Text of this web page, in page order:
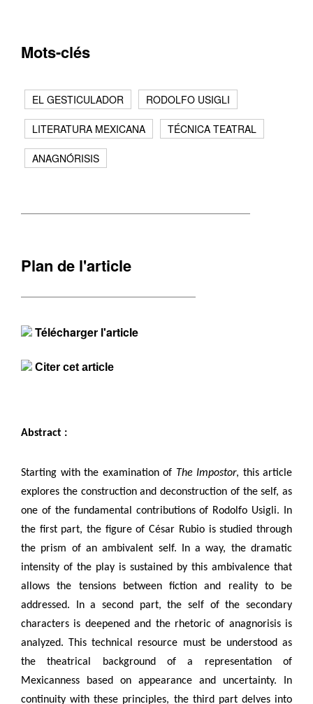
Mots-clés
EL GESTICULADOR RODOLFO USIGLI
LITERATURA MEXICANA TÉCNICA TEATRAL
ANAGNÓRISIS
Plan de l'article
Télécharger l'article
Citer cet article
Abstract :
Starting with the examination of The Impostor, this article
explores the construction and deconstruction of the self, as
one of the fundamental contributions of Rodolfo Usigli. In
the first part, the figure of César Rubio is studied through
the prism of an ambivalent self. In a way, the dramatic
intensity of the play is sustained by this ambivalence that
allows the tensions between fiction and reality to be
addressed. In a second part, the self of the secondary
characters is deepened and the rhetoric of anagnorisis is
analyzed. This technical resource must be understood as
the theatrical background of a representation of
Mexicanness based on appearance and uncertainty. In
continuity with these principles, the third part delves into